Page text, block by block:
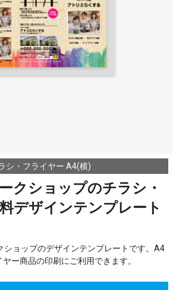
シ・フライヤー A4(横)
クショップのチラシ・
デザインテンプレート
ショップのデザインテンプレートです。A4
ー商品の印刷にご利用できます。